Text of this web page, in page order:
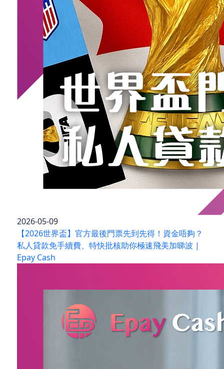
2026-05-09
【2026世界盃】官方最後門票先到先得！資金唔夠？
私人貸款免手續費、特快批核助你極速飛美加睇波 |
Epay Cash